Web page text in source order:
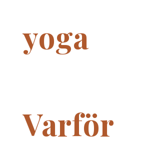
yoga
Varför